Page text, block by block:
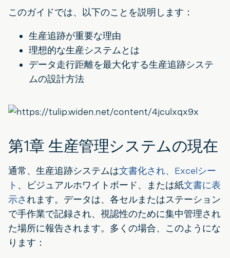
このガイドでは、以下のことを説明します：
生産追跡が重要な理由
理想的な生産システムとは
データ走行距離を最大化する生産追跡システ
ムの設計方法
第1章 生産管理システムの現在
通常、生産追跡システムは文書化され、Excelシー
ト 、ビジュアルホワイトボード、または紙文書に表
示されます。データは、各セルまたはステーション
で手作業で記録され、視認性のために集中管理され
た場所に報告されます。多くの場合、このようにな
ります：